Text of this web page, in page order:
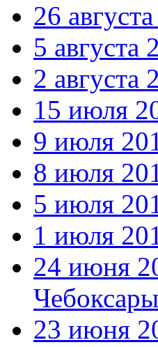
26
5 августа
2 августа
15 июля
9 июля
8 июля
5 июля
1 июля
24 июня
Чебоксары
23 июня